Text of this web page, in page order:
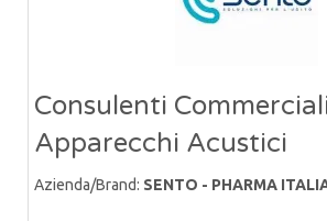
Consulenti
Apparecchi Acustici
Azienda/Brand: SENTO - PHARMA